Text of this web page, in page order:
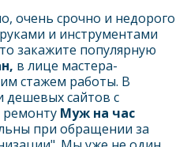
очень срочно и недорого
и инструментами
закажите популярную
в лице мастера-
стажем работы. В
дешевых сайтов с
ремонту Муж на час
при обращении за